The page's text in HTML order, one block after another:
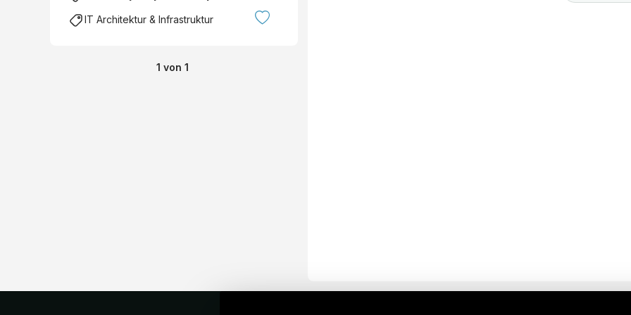
IT Architektur & Infrastruktur
1 von 1